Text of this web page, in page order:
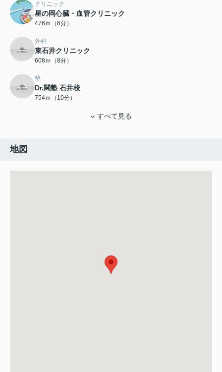
クリニック
星の岡心臓・血管クリニック
476ｍ（6分）
外科
東石井クリニック
608ｍ（8分）
塾
Dr.関塾 石井校
754ｍ（10分）
すべて見る
地図